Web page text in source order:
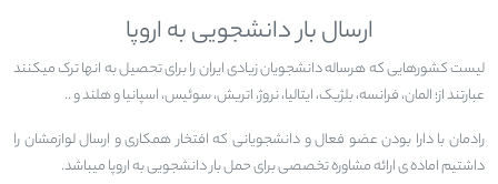
ارسال بار دانشجویی به اروپا
لیست کشورهایی که هرساله دانشجویان زیادی ایران را برای تحصیل به انها ترک میکنند
عبارتند از؛ المان، فرانسه، بلژیک، ایتالیا، نروژ، اتریش، سوئیس، اسپانیا و هلند و ..
رادمان با دارا بودن عضو فعال و دانشجویانی که افتخار همکاری و ارسال لوازمشان را
داشتیم اماده ی ارائه مشاوره تخصصی برای حمل بار دانشجویی به اروپا میباشد.